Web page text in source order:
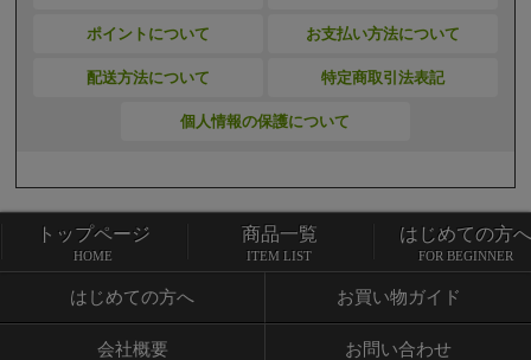
ポイントについて お支払い方法について
配送方法について 特定商取引法表記
個人情報の保護について
トップページ 商品一覧
はじめての方へ お買い物ガイド
会社概要 お問い合わせ
トップページ
HOME
商品一覧
ITEM LIST
はじめての方へ
FOR BEGINNER